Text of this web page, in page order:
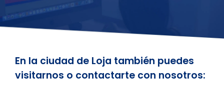
En la ciudad de Loja también puedes
visitarnos o contactarte con nosotros: